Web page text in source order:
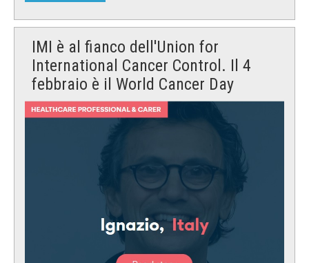
IMI è al fianco dell'Union for
International Cancer Control. Il 4
febbraio è il World Cancer Day